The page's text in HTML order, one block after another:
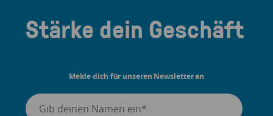
Stärke dein Geschäft
Melde dich für unseren Newsletter an